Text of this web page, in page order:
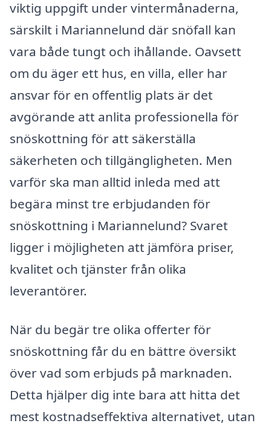
viktig uppgift under vintermånaderna,
särskilt i Mariannelund där snöfall kan
vara både tungt och ihållande. Oavsett
om du äger ett hus, en villa, eller har
ansvar för en offentlig plats är det
avgörande att anlita professionella för
snöskottning för att säkerställa
säkerheten och tillgängligheten. Men
varför ska man alltid inleda med att
begära minst tre erbjudanden för
snöskottning i Mariannelund? Svaret
ligger i möjligheten att jämföra priser,
kvalitet och tjänster från olika
leverantörer.
När du begär tre olika offerter för
snöskottning får du en bättre översikt
över vad som erbjuds på marknaden.
Detta hjälper dig inte bara att hitta det
mest kostnadseffektiva alternativet, utan